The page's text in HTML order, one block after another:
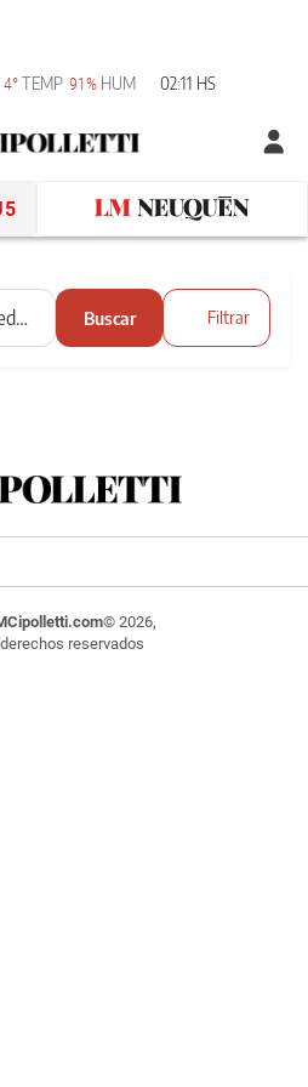
4°TEMP 91% HUM 02:11 HS
Buscar Filtrar
© 2026,
reservados